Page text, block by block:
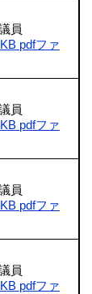
員
pdfファ
員
pdfファ
員
pdfファ
員
pdfファ